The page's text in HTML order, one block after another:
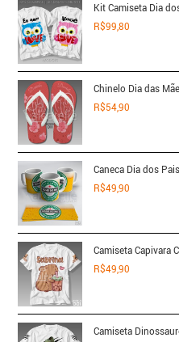
Kit Camiseta Dia
R$99,80
Chinelo Dia das
R$54,90
Caneca Dia dos
R$49,90
Camiseta Capivara
R$49,90
Camiseta